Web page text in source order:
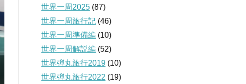
世界一周2025 (87)
世界一周旅行記 (46)
世界一周準備編 (10)
世界一周解説編 (52)
世界弾丸旅行2019 (10)
世界弾丸旅行2022 (19)